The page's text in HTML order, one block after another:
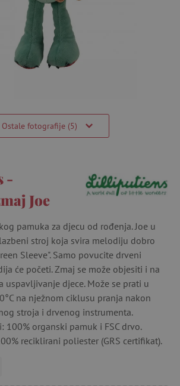
Ostale fotografije (5)
-
Joe
pamuka za djecu od rođenja. Joe u
stroj koja svira melodiju dobro
Sleeve". Samo povucite drveni
će početi. Zmaj se može objesiti i na
uspavljivanje djece. Može se prati u
na nježnom ciklusu pranja nakon
stroja i drvenog instrumenta.
100% organski pamuk i FSC drvo.
reciklirani poliester (GRS certifikat).